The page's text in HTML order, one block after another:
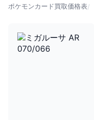
ポケモンカード買取価格表